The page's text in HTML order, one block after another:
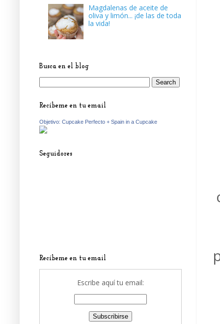
Magdalenas de aceite de
oliva y limón... ¡de las de toda
la vida!
Busca en el blog
Recíbeme en tu email
Objetivo: Cupcake Perfecto + Spain in a Cupcake
Seguidores
Recíbeme en tu email
Escribe aquí tu email: